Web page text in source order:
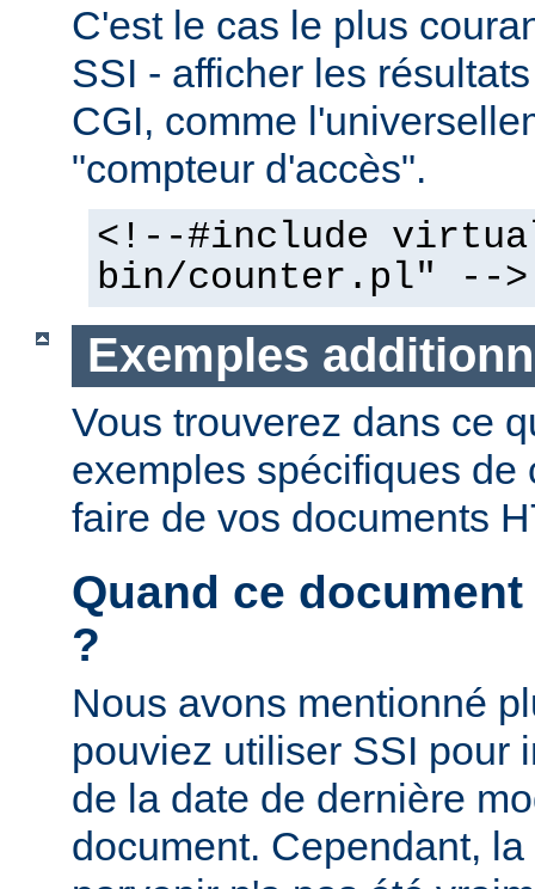
C'est le cas le plus
SSI - afficher les
CGI, comme
"compteur d'accès".
<!--#include
bin/counter.pl" -->
Exemples
Vous trouverez dans ce
exemples spécifiques de
faire de vos documents
Quand ce
?
Nous avons mentionné
pouviez utiliser SSI pour
de la date de dernière
document. Cependant,